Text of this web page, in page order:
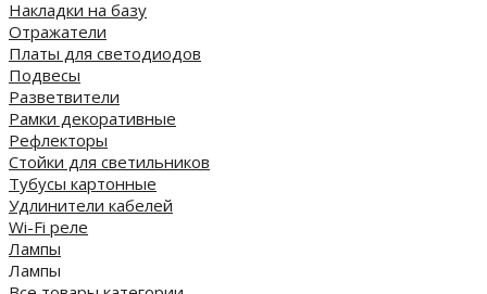
Накладки на базу
Отражатели
Платы для светодиодов
Подвесы
Разветвители
Рамки декоративные
Рефлекторы
Стойки для светильников
Тубусы картонные
Удлинители кабелей
Wi-Fi реле
Лампы
Лампы